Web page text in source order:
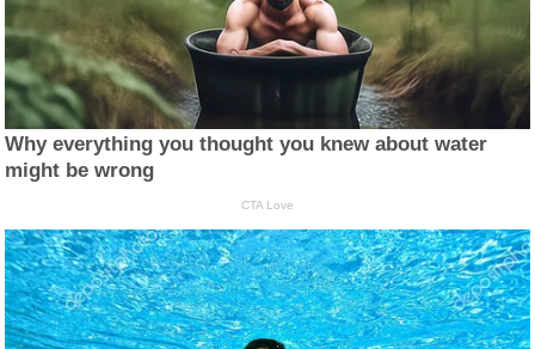
Why everything you thought you knew about water
might be wrong
CTA Love